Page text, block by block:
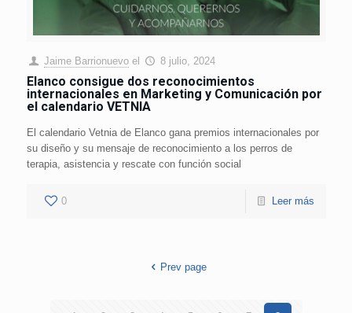
Jaime Barrionuevo el 8 julio, 2024
Elanco consigue dos reconocimientos
internacionales en Marketing y Comunicación por
el calendario VETNIA
El calendario Vetnia de Elanco gana premios internacionales por
su diseño y su mensaje de reconocimiento a los perros de
terapia, asistencia y rescate con función social
0 Leer más
Prev page